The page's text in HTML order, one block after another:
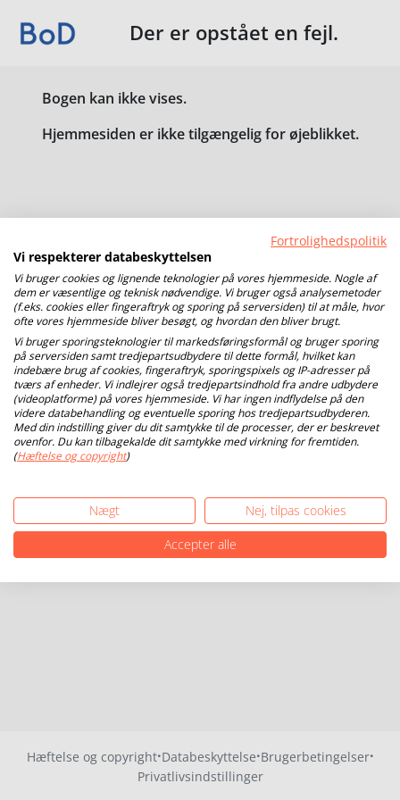
Der er opstået en fejl.
Bogen kan ikke vises.
Hjemmesiden er ikke tilgængelig for øjeblikket.
Hæftelse og copyright·Databeskyttelse·Brugerbetingelser·
Privatlivsindstillinger
Fortrolighedspolitik
Vi respekterer databeskyttelsen
Vi bruger cookies og lignende teknologier på vores hjemmeside. Nogle af
dem er væsentlige og teknisk nødvendige. Vi bruger også analysemetoder
(f.eks. cookies eller fingeraftryk og sporing på serversiden) til at måle, hvor
ofte vores hjemmeside bliver besøgt, og hvordan den bliver brugt.
Vi bruger sporingsteknologier til markedsføringsformål og bruger sporing
på serversiden samt tredjepartsudbydere til dette formål, hvilket kan
indebære brug af cookies, fingeraftryk, sporingspixels og IP-adresser på
tværs af enheder. Vi indlejrer også tredjepartsindhold fra andre udbydere
(videoplatforme) på vores hjemmeside. Vi har ingen indflydelse på den
videre databehandling og eventuelle sporing hos tredjepartsudbyderen.
Med din indstilling giver du dit samtykke til de processer, der er beskrevet
ovenfor. Du kan tilbagekalde dit samtykke med virkning for fremtiden.
(Hæftelse og copyright)
Nægt
Nej, tilpas cookies
Accepter alle